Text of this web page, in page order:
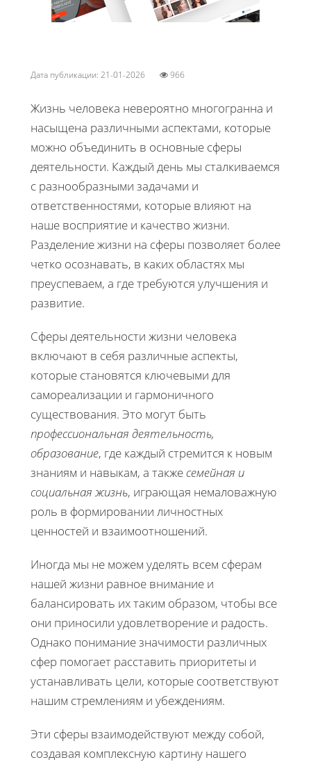
Дата публикации: 21-01-2026 966
Жизнь человека невероятно многогранна и
насыщена различными аспектами, которые
можно объединить в основные сферы
деятельности. Каждый день мы сталкиваемся
с разнообразными задачами и
ответственностями, которые влияют на
наше восприятие и качество жизни.
Разделение жизни на сферы позволяет более
четко осознавать, в каких областях мы
преуспеваем, а где требуются улучшения и
развитие.
Сферы деятельности жизни человека
включают в себя различные аспекты,
которые становятся ключевыми для
самореализации и гармоничного
существования. Это могут быть
профессиональная деятельность,
образование, где каждый стремится к новым
знаниям и навыкам, а такжесемейная и
социальная жизнь, играющая немаловажную
роль в формировании личностных
ценностей и взаимоотношений.
Иногда мы не можем уделять всем сферам
нашей жизни равное внимание и
балансировать их таким образом, чтобы все
они приносили удовлетворение и радость.
Однако понимание значимости различных
сфер помогает расставить приоритеты и
устанавливать цели, которые соответствуют
нашим стремлениям и убеждениям.
Эти сферы взаимодействуют между собой,
создавая комплексную картину нашего